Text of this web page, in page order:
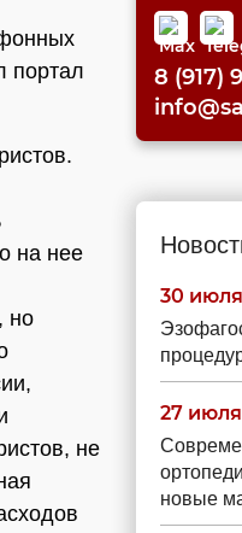
портал
на нее
но
не
8 (917)
30
27 июля
новые